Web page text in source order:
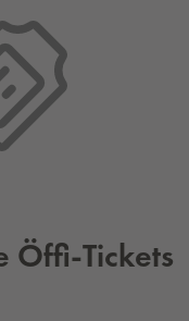
Öffi-Tickets